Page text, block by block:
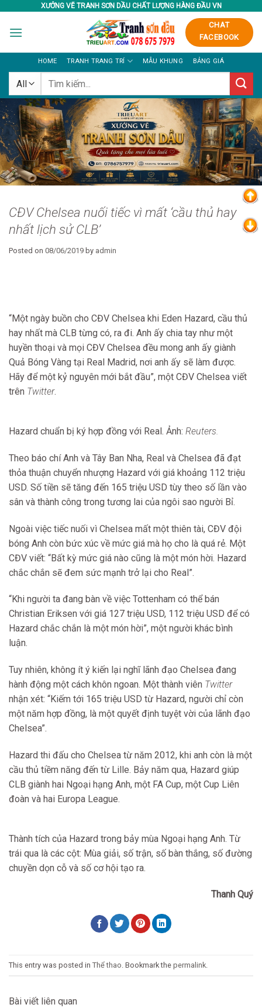
content
XƯỞNG VẼ TRANH SƠN DẦU CHẤT LƯỢNG HÀNG ĐẦU VN
CHAT
FACEBOOK
HOME TRANH TRANG TRÍ MẪU KHUNG BẢNG GIÁ
Tìm
CĐV Chelsea nuối tiếc vì mất ‘cầu thủ hay
nhất lịch sử CLB’
Posted on 08/06/2019 by admin
“Một ngày buồn cho CĐV Chelsea khi Eden Hazard, cầu thủ
hay nhất mà CLB từng có, ra đi. Anh ấy chia tay như một
huyền thoại và mọi CĐV Chelsea đều mong anh ấy giành
Quả Bóng Vàng tại Real Madrid, nơi anh ấy sẽ làm được.
Hãy để một kỷ nguyên mới bắt đầu”, một CĐV Chelsea viết
trên Twitter.
Hazard chuẩn bị ký hợp đồng với Real. Ảnh: Reuters.
Theo báo chí Anh và Tây Ban Nha, Real và Chelsea đã đạt
thỏa thuận chuyển nhượng Hazard với giá khoảng 112 triệu
USD. Số tiền sẽ tăng đến 165 triệu USD tùy theo số lần vào
sân và thành công trong tương lai của ngôi sao người Bỉ.
Ngoài việc tiếc nuối vì Chelsea mất một thiên tài, CĐV đội
bóng Anh còn bức xúc về mức giá mà họ cho là quá rẻ. Một
CĐV viết: “Bất kỳ mức giá nào cũng là một món hời. Hazard
chắc chắn sẽ đem sức mạnh trở lại cho Real”.
“Khi người ta đang bàn về việc Tottenham có thể bán
Christian Eriksen với giá 127 triệu USD, 112 triệu USD để có
Hazard chắc chắn là một món hời”, một người khác bình
luận.
Tuy nhiên, không ít ý kiến lại nghĩ lãnh đạo Chelsea đang
hành động một cách khôn ngoan. Một thành viên Twitter
nhận xét: “Kiếm tới 165 triệu USD từ Hazard, người chỉ còn
một năm hợp đồng, là một quyết định tuyệt vời của lãnh đạo
Chelsea”.
Hazard thi đấu cho Chelsea từ năm 2012, khi anh còn là một
cầu thủ tiềm năng đến từ Lille. Bảy năm qua, Hazard giúp
CLB giành hai Ngoại hạng Anh, một FA Cup, một Cup Liên
đoàn và hai Europa League.
Thành tích của Hazard trong bảy mùa Ngoại hạng Anh. Từ
trái qua là các cột: Mùa giải, số trận, số bàn thắng, số đường
chuyền dọn cỗ và số cơ hội tạo ra.
Thanh Quý
This entry was posted in Thể thao . Bookmark the permalink
Bài viết liên quan